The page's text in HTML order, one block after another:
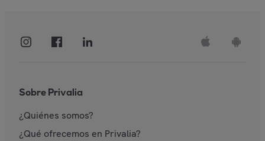
Sobre Privalia
¿Quiénes somos?
¿Qué ofrecemos en Privalia?